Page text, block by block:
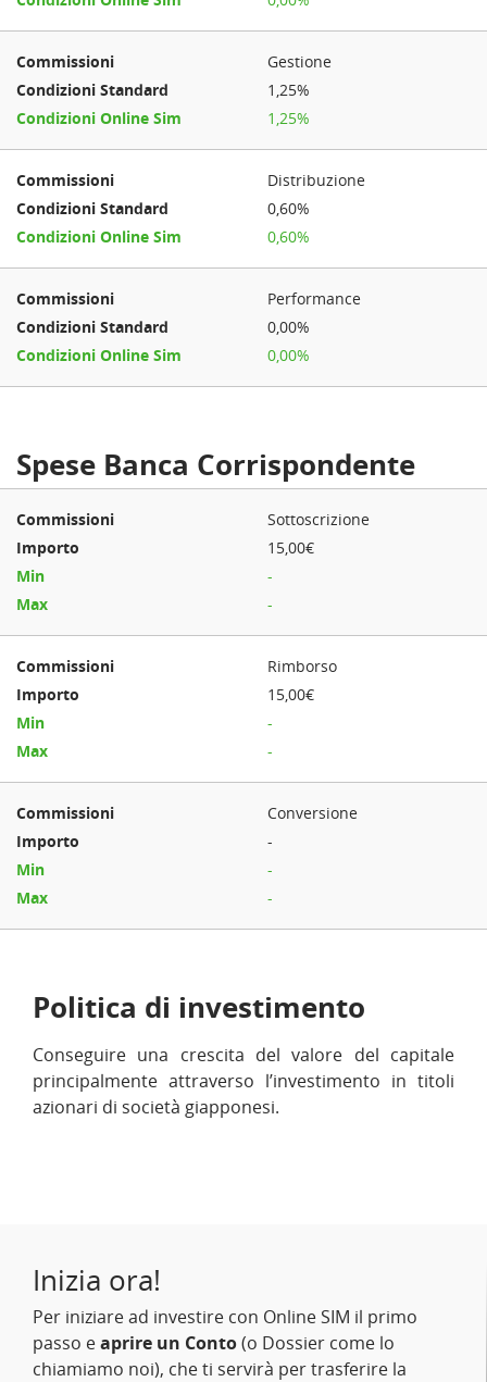
Gestione
1,25%
1,25%
Distribuzione
0,60%
0,60%
Performance
0,00%
0,00%
Spese Banca Corrispondente
Sottoscrizione
15,00€
-
-
Rimborso
15,00€
-
-
Conversione
-
-
-
Politica di investimento
Conseguire una crescita del valore del capitale
principalmente attraverso l’investimento in titoli
azionari di società giapponesi.
Inizia ora!
Per iniziare ad investire con Online SIM il primo
passo eaprire un Conto(o Dossier come lo
chiamiamo noi), che ti servirà per trasferire la